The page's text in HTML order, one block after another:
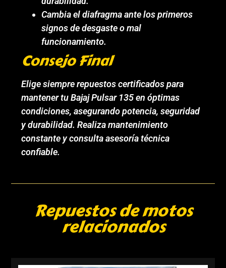
Cambia el diafragma ante los primeros
signos de desgaste o mal
funcionamiento.
Consejo Final
Elige siempre repuestos certificados para
mantener tu Bajaj Pulsar 135 en óptimas
condiciones, asegurando potencia, seguridad
y durabilidad. Realiza mantenimiento
constante y consulta asesoría técnica
confiable.
Repuestos de motos
relacionados